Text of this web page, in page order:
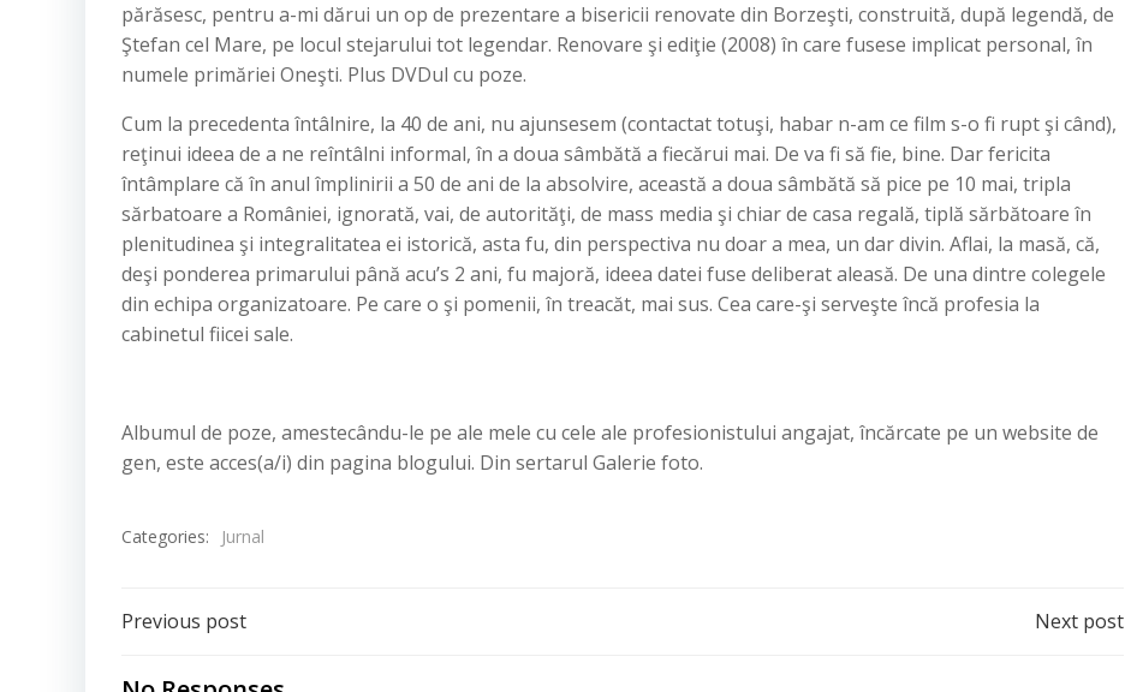
părăsesc, pentru a-mi dărui un op de prezentare a bisericii renovate din Borzeşti, construită, după legendă, de
Ştefan cel Mare, pe locul stejarului tot legendar. Renovare şi ediţie (2008) în care fusese implicat personal, în
numele primăriei Oneşti. Plus DVDul cu poze.
Cum la precedenta întâlnire, la 40 de ani, nu ajunsesem (contactat totuşi, habar n-am ce film s-o fi rupt şi când),
reţinui ideea de a ne reîntâlni informal, în a doua sâmbătă a fiecărui mai. De va fi să fie, bine. Dar fericita
întâmplare că în anul împlinirii a 50 de ani de la absolvire, această a doua sâmbătă să pice pe 10 mai, tripla
sărbatoare a României, ignorată, vai, de autorităţi, de mass media şi chiar de casa regală, tiplă sărbătoare în
plenitudinea şi integralitatea ei istorică, asta fu, din perspectiva nu doar a mea, un dar divin. Aflai, la masă, că,
deşi ponderea primarului până acu’s 2 ani, fu majoră, ideea datei fuse deliberat aleasă. De una dintre colegele
din echipa organizatoare. Pe care o şi pomenii, în treacăt, mai sus. Cea care-şi serveşte încă profesia la
cabinetul fiicei sale.
Albumul de poze, amestecându-le pe ale mele cu cele ale profesionistului angajat, încărcate pe un website de
gen, este acces(a/i) din pagina blogului. Din sertarul Galerie foto.
Categories: Jurnal
Post
Previous post Next post